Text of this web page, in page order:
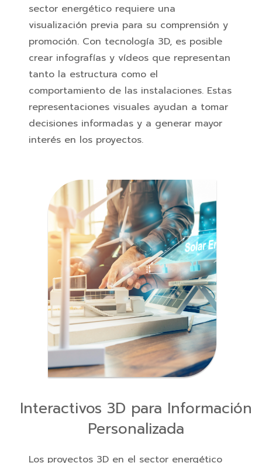
sector energético requiere una
visualización previa para su comprensión y
promoción. Con tecnología 3D, es posible
crear infografías y vídeos que representan
tanto la estructura como el
comportamiento de las instalaciones. Estas
representaciones visuales ayudan a tomar
decisiones informadas y a generar mayor
interés en los proyectos.
Interactivos 3D para Información
Personalizada
Los proyectos 3D en el sector energético